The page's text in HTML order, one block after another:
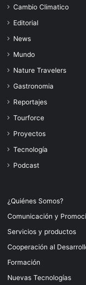
Cambio Climatico
Editorial
News
Mundo
Nature Travelers
Gastronomia
Reportajes
Tourforce
Proyectos
Tecnología
Podcast
¿Quiénes Somos?
Comunicación y
Servicios y productos
Cooperación al
Formación
Nuevas Tecnologías